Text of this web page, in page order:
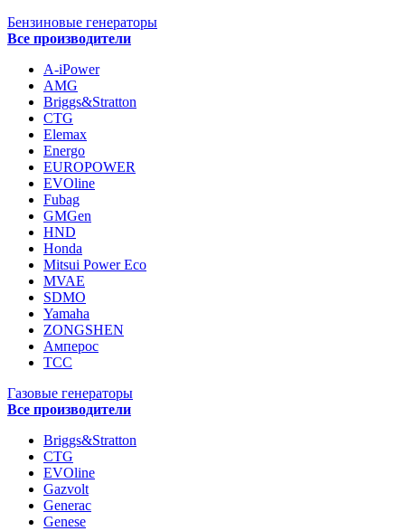
Бензиновые генераторы
Все производители
A-iPower
AMG
Briggs&Stratton
CTG
Elemax
Energo
EUROPOWER
EVOline
Fubag
GMGen
HND
Honda
Mitsui Power Eco
MVAE
SDMO
Yamaha
ZONGSHEN
Амперос
ТСС
Газовые генераторы
Все производители
Briggs&Stratton
CTG
EVOline
Gazvolt
Generac
Genese